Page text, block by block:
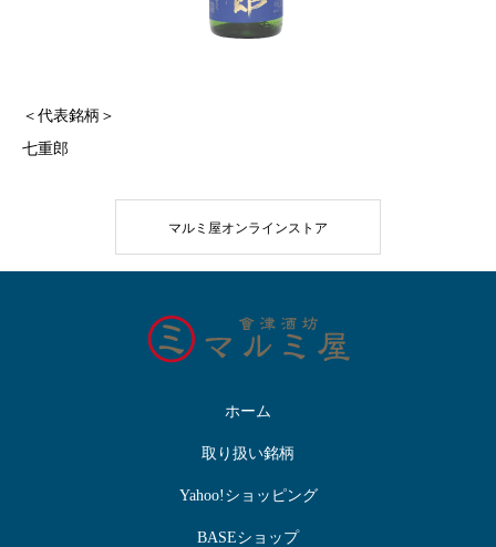
＜代表銘柄＞
七重郎
マルミ屋オンラインストア
ホーム
取り扱い銘柄
Yahoo!ショッピング
BASEショップ